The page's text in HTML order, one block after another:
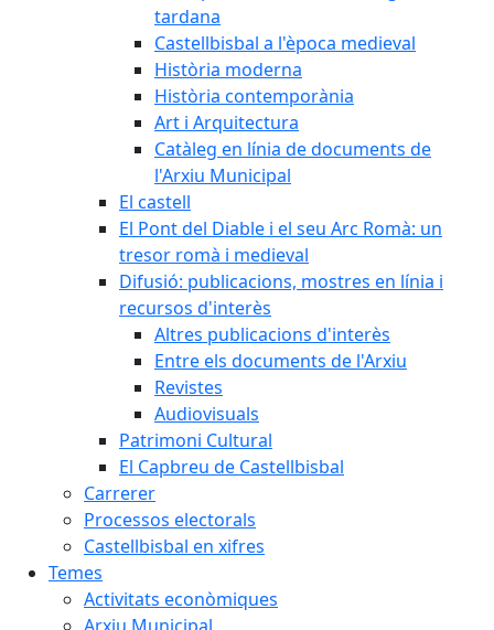
tardana
Castellbisbal a l'època medieval
Història moderna
Història contemporània
Art i Arquitectura
Catàleg en línia de documents de
l'Arxiu Municipal
El castell
El Pont del Diable i el seu Arc Romà: un
tresor romà i medieval
Difusió: publicacions, mostres en línia i
recursos d'interès
Altres publicacions d'interès
Entre els documents de l'Arxiu
Revistes
Audiovisuals
Patrimoni Cultural
El Capbreu de Castellbisbal
Carrerer
Processos electorals
Castellbisbal en xifres
Temes
Activitats econòmiques